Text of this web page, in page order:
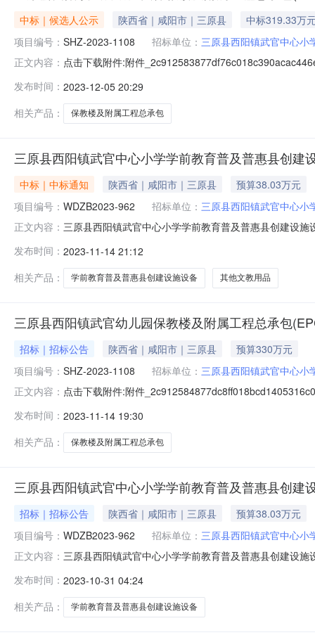
中标｜候选人公示 陕西省｜咸阳市｜三原县
中标319.33万
项目编号： SHZ-2023-1108 招标单位： 三原县西阳镇武官中心小
正文内容： 点击下载附件:附件
程有限公司（含联合体：中述设计集团有限公司），投
发布时间： 2023-12-05 20:29
相关产品：
保教楼及附属工程总承包
三原县西阳镇武官中心小学学前教育普及普惠县创建
中标｜中标通知 陕西省｜咸阳市｜三原县
预算38.03万元
项目编号： WDZB2023-962 招标单位： 三原县西阳镇武官中心小
正文内容： 三原县西阳镇武官中心小学学前教育普及普惠县创建设
市高新区锦业一路10号中投国际A座1305室378,300.00
科技有限公司
发布时间： 2023-11-14 21:12
相关产品：
学前教育普及普惠县创建设施设备 其他文教用品
三原县西阳镇武官幼儿园保教楼及附属工程总承包
招标｜招标公告 陕西省｜咸阳市｜三原县
预算330万元
项目编号： SHZ-2023-1108 招标单位： 三原县西阳镇武官中心小
正文内容： 点击下载附件:附件
原县西阳镇武官中心小学。本项目已具备招标条件，现
发布时间： 2023-11-14 19:30
相关产品：
保教楼及附属工程总承包
三原县西阳镇武官中心小学学前教育普及普惠县创建
招标｜招标公告 陕西省｜咸阳市｜三原县
预算38.03万元
项目编号： WDZB2023-962 招标单位： 三原县西阳镇武官中心小
正文内容： 三原县西阳镇武官中心小学学前教育普及普惠县创建设
教育普及普惠县创建设施设备采购项目采购方式：竞争
合同包
发布时间： 2023-10-31 04:24
相关产品：
学前教育普及普惠县创建设施设备